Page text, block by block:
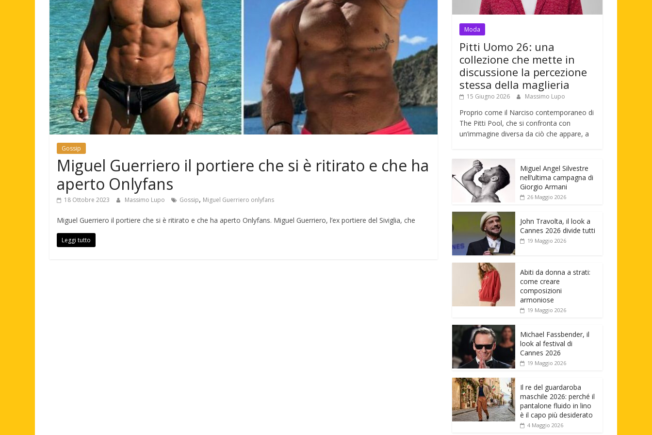
Gossip
Miguel Guerriero il portiere che si è ritirato e che ha
aperto Onlyfans
18 Ottobre 2023 Massimo Lupo Gossip, Miguel Guerriero onlyfans
Miguel Guerriero il portiere che si è ritirato e che ha aperto Onlyfans. Miguel Guerriero, l’ex portiere del Siviglia, che
Leggi tutto
Moda
Pitti Uomo 26: una
collezione che mette in
discussione la percezione
stessa della maglieria
15 Giugno 2026 Massimo Lupo
Proprio come il Narciso contemporaneo di
The Pitti Pool, che si confronta con
un’immagine diversa da ciò che appare, a
Miguel Angel Silvestre
nell’ultima campagna di
Giorgio Armani
26 Maggio 2026
John Travolta, il look a
Cannes 2026 divide tutti
19 Maggio 2026
Abiti da donna a strati:
come creare
composizioni
armoniose
19 Maggio 2026
Michael Fassbender, il
look al festival di
Cannes 2026
19 Maggio 2026
Il re del guardaroba
maschile 2026: perché il
pantalone fluido in lino
è il capo più desiderato
4 Maggio 2026